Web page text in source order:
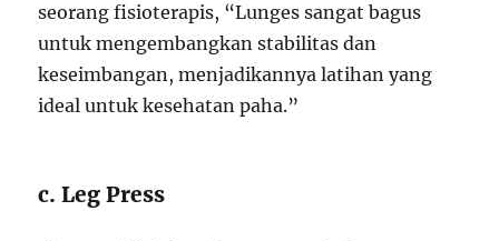
seorang fisioterapis, “Lunges sangat bagus
untuk mengembangkan stabilitas dan
keseimbangan, menjadikannya latihan yang
ideal untuk kesehatan paha.”
c. Leg Press